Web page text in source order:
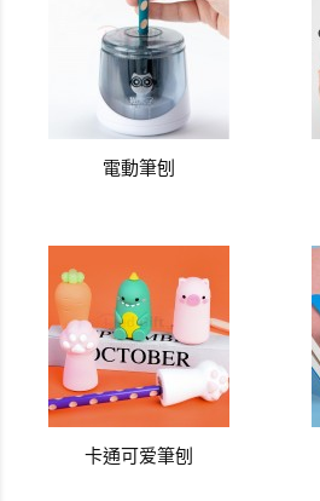
電動筆刨
卡通可爱筆刨